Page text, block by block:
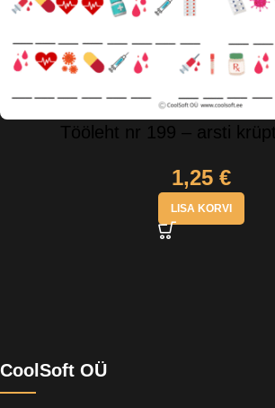
Tööleht nr 199 – arsti
1,25 €
LISA KORVI
CoolSoft OÜ